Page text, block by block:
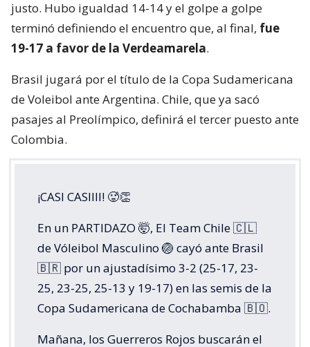
justo. Hubo igualdad 14-14 y el golpe a golpe
terminó definiendo el encuentro que, al final, fue
19-17 a favor de la Verdeamarela.
Brasil jugará por el título de la Copa Sudamericana
de Voleibol ante Argentina. Chile, que ya sacó
pasajes al Preolímpico, definirá el tercer puesto ante
Colombia.
¡CASI CASIIII! 🥵👏
En un PARTIDAZO 🤯, El Team Chile 🇨🇱
de Vóleibol Masculino 🏐 cayó ante Brasil
🇧🇷 por un ajustadísimo 3-2 (25-17, 23-
25, 23-25, 25-13 y 19-17) en las semis de la
Copa Sudamericana de Cochabamba 🇧🇴.
Mañana, los Guerreros Rojos buscarán el